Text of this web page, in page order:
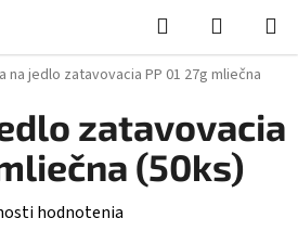
Hľadať
KOŠÍK
na jedlo zatavovacia PP 01 27g mliečna
zatavovacia
(50ks)
hodnotenia